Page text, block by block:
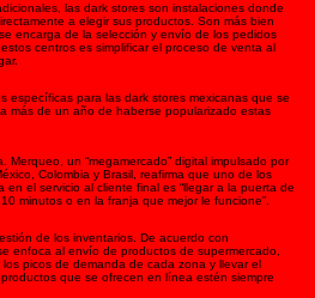
las dark stores son instalaciones donde
a elegir sus productos. Son más bien
encarga de la selección y envío de los pedidos
centros es simplificar el proceso de venta al
específicas para las dark stores mexicanas que se
más de un año de haberse popularizado estas
Merqueo, un “megamercado” digital impulsado por
Colombia y Brasil, reafirma que uno de los
en el servicio al cliente final es “llegar a la puerta de
minutos o en la franja que mejor le funcione”.
de los inventarios. De acuerdo con
enfoca al envío de productos de supermercado,
picos de demanda de cada zona y llevar el
que se ofrecen en línea estén siempre